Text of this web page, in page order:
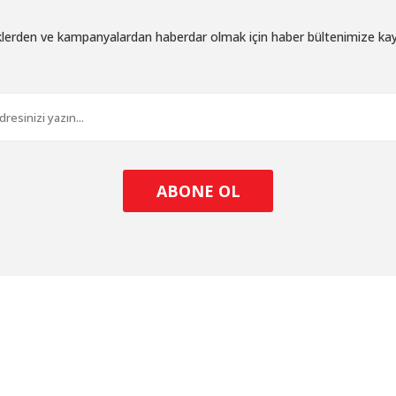
ve kampanyalardan haberdar olmak için haber bültenimize
ABONE OL